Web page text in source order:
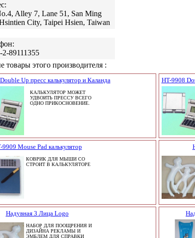
Alley 7, Lane 51, San Ming
City, Taipei Hsien, Taiwan
2-89111355
товары этого производителя :
Up пресс калькулятор и Каланда
КАЛЬКУЛЯТОР МОЖЕТ
УДВОИТЬ ПРЕССУ ВСЕГО
ОДНО ПРИКОСНОВЕНИЕ.
HT-9908
9909 Mouse Pad калькулятор
КОВРИК ДЛЯ МЫШИ СО
СТРОИТ В КАЛЬКУЛЯТОРЕ
Надувная 3 Лица Logo
НАБОР ДЛЯ ПООЩРЕНИЯ И
ДИЗАЙНА РЕКЛАМЫ И
ЭМБЛЕМ ДЛЯ СПРАВКИ